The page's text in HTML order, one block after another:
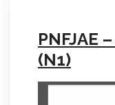
PNFJAE
(N1)